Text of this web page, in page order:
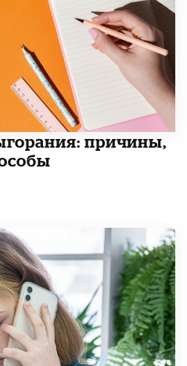
причины,